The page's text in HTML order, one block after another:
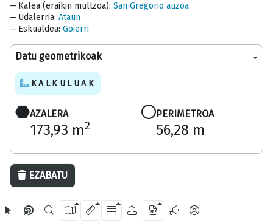
OpenStreetMap
Kalea (eraikin multzoa): San Gregorio auzoa
Udalerria: Ataun
Eskualdea: Goierri
Datu geometrikoak
KALKULUAK
AZALERA
173,93 m2
PERIMETROA
56,28 m
EZABATU